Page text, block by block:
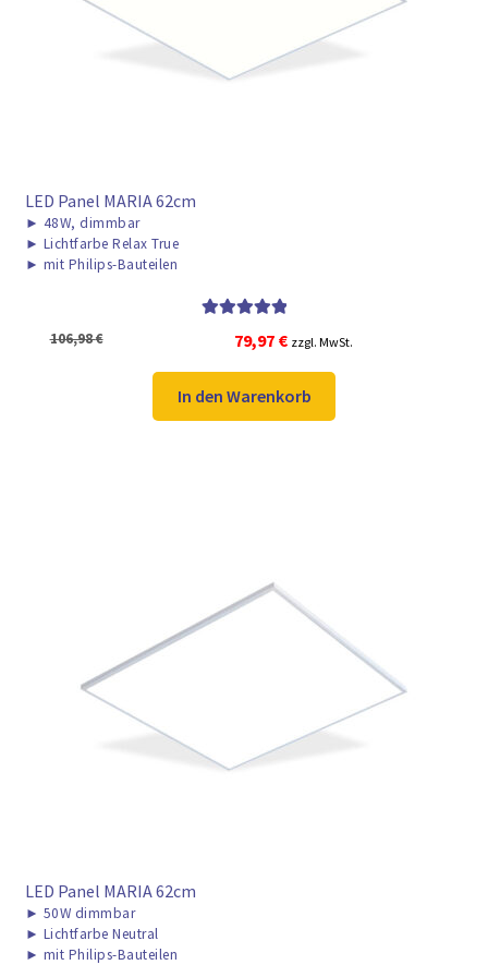
► ZAHLARTEN
► VERSANDARTEN
LED Panel MARIA 62cm
► 48W, dimmbar
► Lichtfarbe Relax True
► mit Philips-Bauteilen
von 5
106,98€
Ursprünglicher
Preis
war:
106,98 €
79,97 €Aktueller
Preis
ist:
79,97 €.
zzgl. MwSt.
In den Warenkorb
LED Panel MARIA 62cm
► 50W dimmbar
► Lichtfarbe Neutral
► mit Philips-Bauteilen